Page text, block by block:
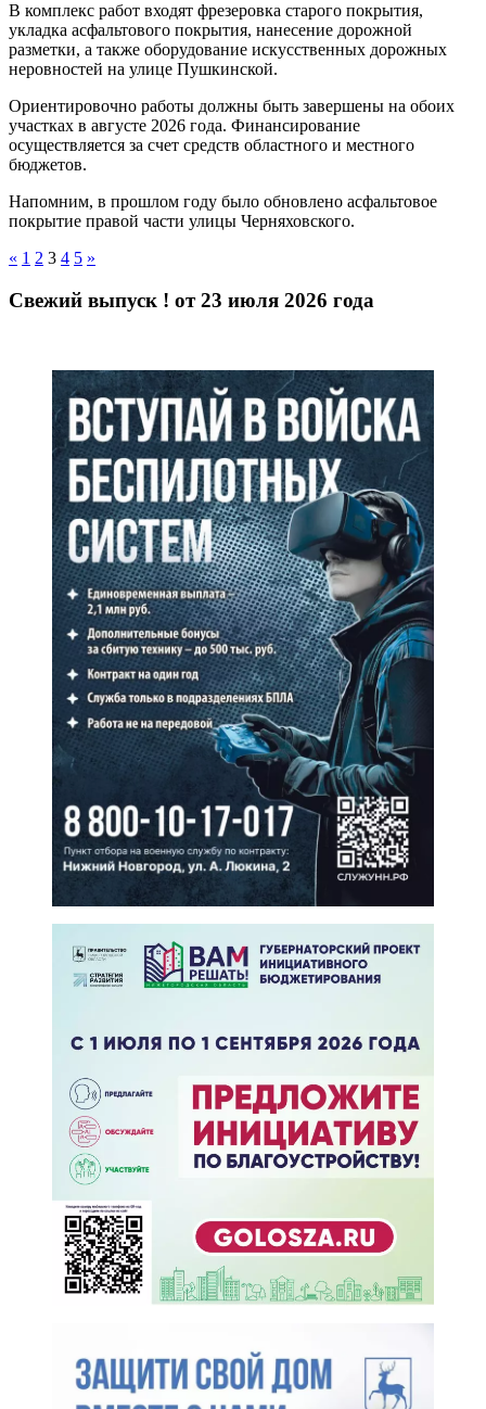
В комплекс работ входят фрезеровка старого покрытия,
укладка асфальтового покрытия, нанесение дорожной
разметки, а также оборудование искусственных дорожных
неровностей на улице Пушкинской.
Ориентировочно работы должны быть завершены на обоих
участках в августе 2026 года. Финансирование
осуществляется за счет средств областного и местного
бюджетов.
Напомним, в прошлом году было обновлено асфальтовое
покрытие правой части улицы Черняховского.
Пагинация
записей
« Previous
1 2 3 4 5 Next
»
Свежий выпуск ! от 23 июля 2026 года